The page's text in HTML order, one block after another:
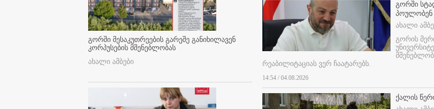
გორში მესაკუთრეების გარეშე განიხილავენ
კორპუსების მშენებლობას
ახალი ამბები
გორში
პოულობენ
ახალი
გორის
რეაბილიტაციას ვერ ჩაატარებს.
14:54 / 04.08.2026
ქალის